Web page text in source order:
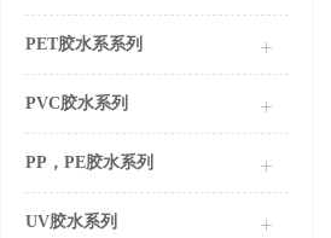
PET胶水系系列
PVC胶水系列
PP，PE胶水系列
UV胶水系列